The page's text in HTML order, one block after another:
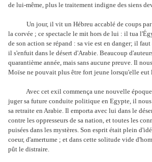
de lui-même, plus le traitement indigne des siens
Un jour, il vit un Hébreu accablé de coups par
la corvée ; ce spectacle le mit hors de lui : il tua
de son action se répand : sa vie est en danger; il
il s'enfuit dans le désert d'Arabie. Beaucoup
quarantième année, mais sans aucune preuve. Il
Moïse ne pouvait plus être fort jeune lorsqu'elle eut
Avec cet exil commença une nouvelle époque
juger sa future conduite politique en Egypte, il
sa retraite en Arabie. Il emporta avec lui dans le
contre les oppresseurs de sa nation, et toutes les
puisées dans les mystères. Son esprit était plein
coeur, d'amertume ; et dans cette solitude vide
pût le distraire.